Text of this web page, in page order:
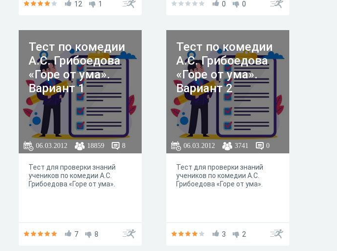
12
1
персонажей «Горя от ума» и их
баллов. Проверьте, насколько
классику! Продолжительность:
≈10–15 минут. Сложность:
средняя. Рекомендуемый
возраст: 12+.
0 0
Тест по комедии
А.С. Грибоедова
«Горе от ума».
Вариант 1
06.03.2012 18859 8
Тест для проверки знаний
учеников по комедии А.С.
Грибоедова «Горе от ума».
7 8
Тест по комедии
А.С. Грибоедова
«Горе от ума».
Вариант 2
06.03.2012 3741 0
Тест для проверки знаний
учеников по комедии А.С.
Грибоедова «Горе от ума».
3 2